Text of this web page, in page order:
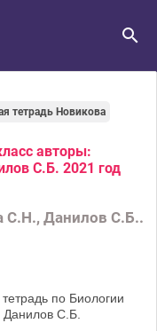
тетрадь Новикова
авторы:
С.Б. 2021 год
С.Н., Данилов С.Б..
по Биологии
Данилов С.Б.